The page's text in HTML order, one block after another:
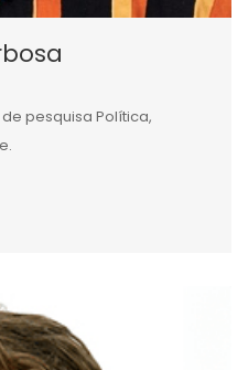
pesquisa Política,